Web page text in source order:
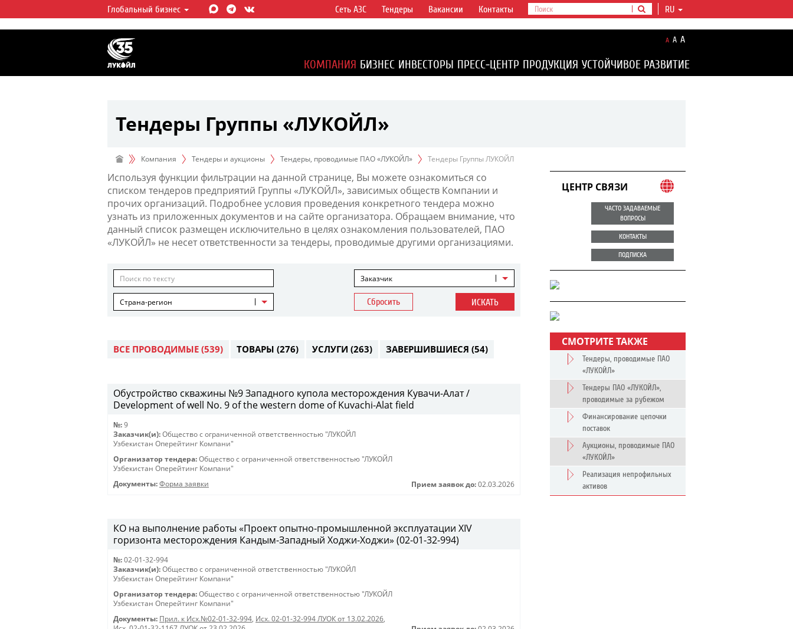
ЛУКОЙЛ СЕГОДНЯ
ЛУКОЙЛ — одна из крупнейших вертикально
интегрированных нефтегазовых компаний в
мире, на долю которой приходится более 2%
мировой добычи нефти и около 1% доказанных
Глобальный бизнес RU
Сеть АЗС Тендеры Вакансии Контакты
A A A
КОМПАНИЯ БИЗНЕС ИНВЕСТОРЫ ПРЕСС-ЦЕНТР ПРОДУКЦИЯ УСТОЙЧИВОЕ РАЗВИТИЕ
Тендеры Группы «ЛУКОЙЛ»
Компания Тендеры и аукционы Тендеры, проводимые ПАО «ЛУКОЙЛ» Тендеры Группы ЛУКОЙЛ
Используя функции фильтрации на данной странице, Вы можете ознакомиться со
списком тендеров предприятий Группы «ЛУКОЙЛ», зависимых обществ Компании и
прочих организаций. Подробнее условия проведения конкретного тендера можно
узнать из приложенных документов и на сайте организатора. Обращаем внимание, что
данный список размещен исключительно в целях ознакомления пользователей, ПАО
«ЛУКОЙЛ» не несет ответственности за тендеры, проводимые другими организациями.
Заказчик
Страна-регион Сбросить ИСКАТЬ
ВСЕ ПРОВОДИМЫЕ (539) ТОВАРЫ (276) УСЛУГИ (263) ЗАВЕРШИВШИЕСЯ (54)
Обустройство скважины №9 Западного купола месторождения Кувачи-Алат /
Development of well No. 9 of the western dome of Kuvachi-Alat field
№: 9
Заказчик(и): Общество с ограниченной ответственностью "ЛУКОЙЛ
Узбекистан Оперейтинг Компани"
Организатор тендера: Общество с ограниченной ответственностью "ЛУКОЙЛ
Узбекистан Оперейтинг Компани"
Документы: Форма заявки Прием заявок до: 02.03.2026
КО на выполнение работы «Проект опытно-промышленной эксплуатации XIV
горизонта месторождения Кандым-Западный Ходжи-Ходжи» (02-01-32-994)
№: 02-01-32-994
Заказчик(и): Общество с ограниченной ответственностью "ЛУКОЙЛ
Узбекистан Оперейтинг Компани"
Организатор тендера: Общество с ограниченной ответственностью "ЛУКОЙЛ
Узбекистан Оперейтинг Компани"
Документы: Прил. к Исх.№02-01-32-994, Исх. 02-01-32-994 ЛУОК от 13.02.2026,
ЦЕНТР СВЯЗИ
ЧАСТО ЗАДАВАЕМЫЕ
ВОПРОСЫ
КОНТАКТЫ
ПОДПИСКА
СМОТРИТЕ ТАКЖЕ
Тендеры, проводимые ПАО
«ЛУКОЙЛ»
Тендеры ПАО «ЛУКОЙЛ»,
проводимые за рубежом
Финансирование цепочки
поставок
Аукционы, проводимые ПАО
«ЛУКОЙЛ»
Реализация непрофильных
активов